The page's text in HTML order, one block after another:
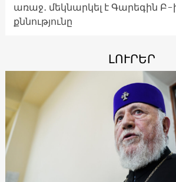
առաջ․ մեկնարկել է Գարեգին Բ-
քննությունը
ԼՈՒՐԵՐ